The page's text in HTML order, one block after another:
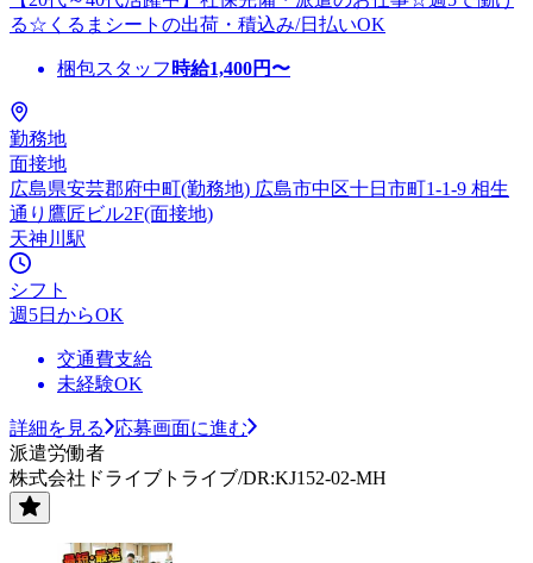
る☆くるまシートの出荷・積込み/日払いOK
梱包スタッフ 時給1,400円〜
勤務地
面接地
広島県安芸郡府中町(勤務地) 広島市中区十日市町1-1-9 相生
通り鷹匠ビル2F(面接地)
天神川駅
シフト
週5日からOK
交通費支給
未経験OK
詳細を見る
応募画面に進む
派遣労働者
株式会社ドライブトライブ/DR:KJ152-02-MH